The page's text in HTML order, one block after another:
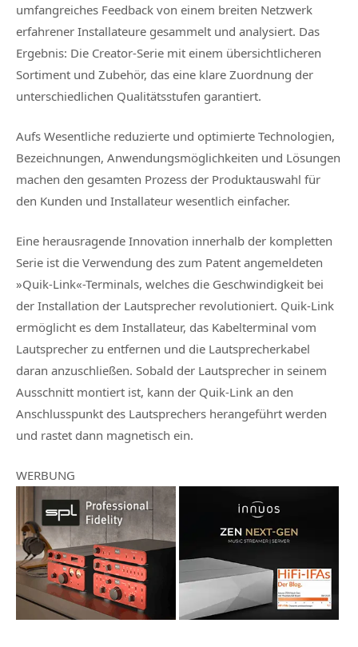
umfangreiches Feedback von einem breiten Netzwerk
erfahrener Installateure gesammelt und analysiert. Das
Ergebnis: Die Creator-Serie mit einem übersichtlicheren
Sortiment und Zubehör, das eine klare Zuordnung der
unterschiedlichen Qualitätsstufen garantiert.
Aufs Wesentliche reduzierte und optimierte Technologien,
Bezeichnungen, Anwendungsmöglichkeiten und Lösungen
machen den gesamten Prozess der Produktauswahl für
den Kunden und Installateur wesentlich einfacher.
Eine herausragende Innovation innerhalb der kompletten
Serie ist die Verwendung des zum Patent angemeldeten
»Quik-Link«-Terminals, welches die Geschwindigkeit bei
der Installation der Lautsprecher revolutioniert. Quik-Link
ermöglicht es dem Installateur, das Kabelterminal vom
Lautsprecher zu entfernen und die Lautsprecherkabel
daran anzuschließen. Sobald der Lautsprecher in seinem
Ausschnitt montiert ist, kann der Quik-Link an den
Anschlusspunkt des Lautsprechers herangeführt werden
und rastet dann magnetisch ein.
WERBUNG